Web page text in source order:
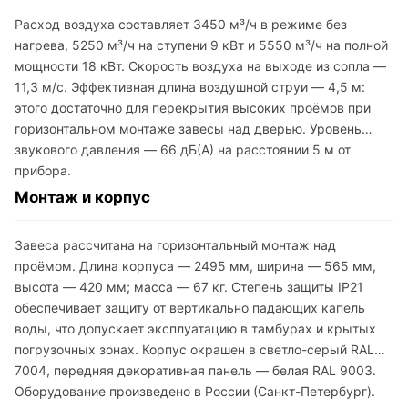
Расход воздуха составляет 3450 м³/ч в режиме без
нагрева, 5250 м³/ч на ступени 9 кВт и 5550 м³/ч на полной
мощности 18 кВт. Скорость воздуха на выходе из сопла —
11,3 м/с. Эффективная длина воздушной струи — 4,5 м:
этого достаточно для перекрытия высоких проёмов при
горизонтальном монтаже завесы над дверью. Уровень
звукового давления — 66 дБ(А) на расстоянии 5 м от
прибора.
Монтаж и корпус
Завеса рассчитана на горизонтальный монтаж над
проёмом. Длина корпуса — 2495 мм, ширина — 565 мм,
высота — 420 мм; масса — 67 кг. Степень защиты IP21
обеспечивает защиту от вертикально падающих капель
воды, что допускает эксплуатацию в тамбурах и крытых
погрузочных зонах. Корпус окрашен в светло-серый RAL
7004, передняя декоративная панель — белая RAL 9003.
Оборудование произведено в России (Санкт-Петербург).